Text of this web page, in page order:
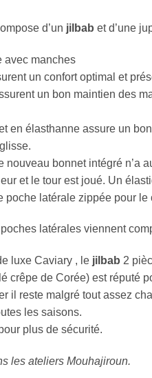
d’un jilbab et d’une
avec manches
un confort optimal et
un bon maintien des
en élasthanne assure un
bonnet intégré n’a
et le tour est joué. Un
poche latérale zippée pour
latérales viennent
luxe Caviary , le jilbab 2
crêpe de Corée) est réputé
il reste malgré tout assez
les saisons.
plus de sécurité.
les ateliers Mouhajiroun.